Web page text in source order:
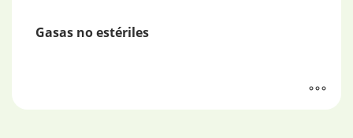
Gasas no estériles